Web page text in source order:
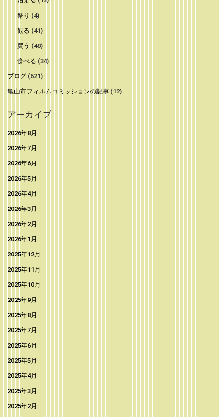
祭り (4)
観る (41)
買う (48)
食べる (34)
ブログ (621)
亀山市フィルムコミッションの記事 (12)
アーカイブ
2026年8月
2026年7月
2026年6月
2026年5月
2026年4月
2026年3月
2026年2月
2026年1月
2025年12月
2025年11月
2025年10月
2025年9月
2025年8月
2025年7月
2025年6月
2025年5月
2025年4月
2025年3月
2025年2月